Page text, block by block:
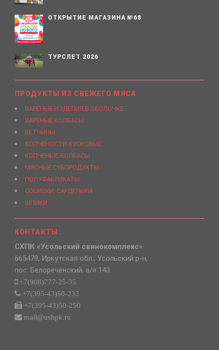
ОТКРЫТИЕ МАГАЗИНА №68
ТУРСЛЕТ 2026
ПРОДУКТЫ ИЗ СВЕЖЕГО МЯСА
ВАРЁНЫЕ ИЗДЕЛИЯ В ОБОЛОЧКЕ
ВАРЁНЫЕ КОЛБАСЫ
ВЕТЧИНЫ
КОПЧЁНОСТИ КУСКОВЫЕ
КОПЧЁНЫЕ КОЛБАСЫ
МЯСНЫЕ СУБПРОДУКТЫ
ПОЛУФАБРИКАТЫ
СОСИСКИ, САРДЕЛЬКИ
ШПИКИ
КОНТАКТЫ:
СХПК «Усольский свинокомплекс»
665479, Иркутская обл., Усольский р-н,
пос. Белореченский, а/я 143.
+7(908)777-25-35
+7(395-43)50-233
+7(395-43)50-250
mail@ushpk.ru